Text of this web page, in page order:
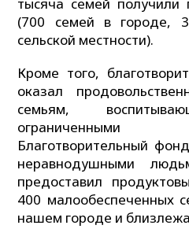
тысяча семей получили
(700 семей в городе,
сельской местности).
Кроме того,
оказал
семьям,
ограниченными
Благотворительный
неравнодушными
предоставил
400 малообеспеченных
нашем городе и